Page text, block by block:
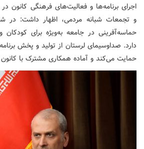
اجرای برنامه‌ها و فعالیت‌های فرهنگی کانون
و تجمعات شبانه مردمی، اظهار داشت: در
حماسه‌آفرینی در جامعه به‌ویژه برای کودکان
دارد. صداوسیمای لرستان از تولید و پخش
حمایت می‌کند و آماده همکاری مشترک با